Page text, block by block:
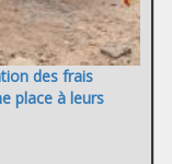
des frais
place à leurs